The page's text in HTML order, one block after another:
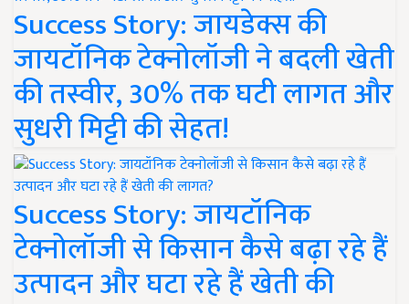
Success Story: जायडेक्स की
जायटॉनिक टेक्नोलॉजी ने बदली खेती
की तस्वीर, 30% तक घटी लागत और
सुधरी मिट्टी की सेहत!
Success Story: जायटॉनिक
टेक्नोलॉजी से किसान कैसे बढ़ा रहे हैं
उत्पादन और घटा रहे हैं खेती की